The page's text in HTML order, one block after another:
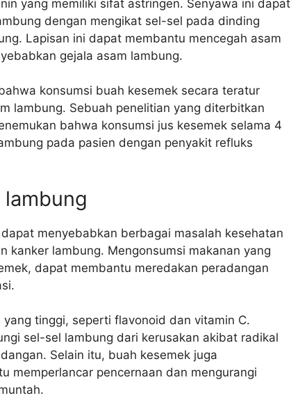
yang memiliki sifat astringen. Senyawa ini dapat
dengan mengikat sel-sel pada dinding
Lapisan ini dapat membantu mencegah asam
gejala asam lambung.
konsumsi buah kesemek secara teratur
lambung. Sebuah penelitian yang diterbitkan
bahwa konsumsi jus kesemek selama 4
pada pasien dengan penyakit refluks
menyebabkan berbagai masalah kesehatan
kanker lambung. Mengonsumsi makanan yang
dapat membantu meredakan peradangan
tinggi, seperti flavonoid dan vitamin C.
sel-sel lambung dari kerusakan akibat radikal
Selain itu, buah kesemek juga
memperlancar pencernaan dan mengurangi